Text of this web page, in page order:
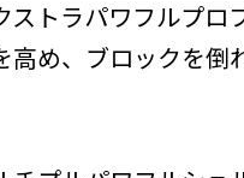
トラパワフルプロ
高め、ブロックを倒